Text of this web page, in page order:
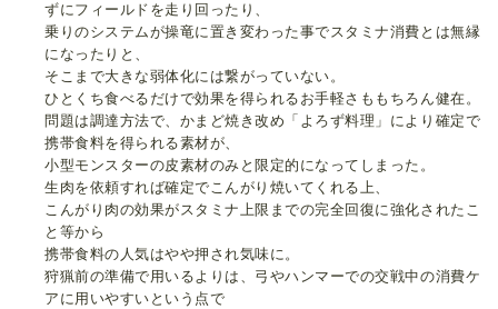
ずにフィールドを走り回ったり、
乗りのシステムが操竜に置き変わった事でスタミナ消費とは無縁
になったりと、
そこまで大きな弱体化には繋がっていない。
ひとくち食べるだけで効果を得られるお手軽さももちろん健在。
問題は調達方法で、かまど焼き改め「よろず料理」により確定で
携帯食料を得られる素材が、
小型モンスターの皮素材のみと限定的になってしまった。
生肉を依頼すれば確定でこんがり焼いてくれる上、
こんがり肉の効果がスタミナ上限までの完全回復に強化されたこ
と等から
携帯食料の人気はやや押され気味に。
狩猟前の準備で用いるよりは、弓やハンマーでの交戦中の消費ケ
アに用いやすいという点で